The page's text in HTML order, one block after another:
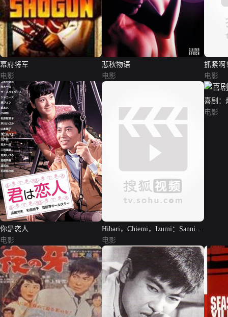
幕府将军
电影
悲秋物语
电影
抓紧啊
电影
你是恋人
电影
Hibari，Chiemi，Izumi：Sannin
yoreba
电影
喜剧：
电影